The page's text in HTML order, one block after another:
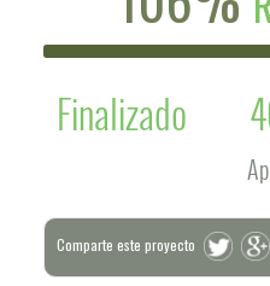
Finalizado
Comparte este proyecto